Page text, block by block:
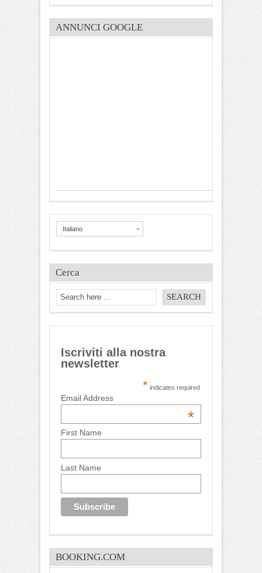
ANNUNCI GOOGLE
Italiano
Cerca
Iscriviti alla nostra
newsletter
* indicates required
Email Address
*
First Name
Last Name
BOOKING.COM